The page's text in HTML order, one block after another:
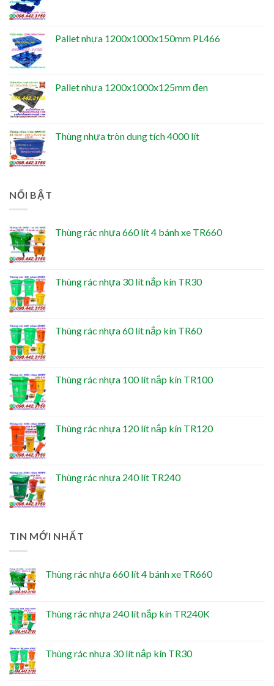
Pallet nhựa 1200x1000x150mm PL466
Pallet nhựa 1200x1000x125mm đen
Thùng nhựa tròn dung tích 4000 lít
NỔI BẬT
Thùng rác nhựa 660 lít 4 bánh xe TR660
Thùng rác nhựa 30 lít nắp kín TR30
Thùng rác nhựa 60 lít nắp kín TR60
Thùng rác nhựa 100 lít nắp kín TR100
Thùng rác nhựa 120 lít nắp kín TR120
Thùng rác nhựa 240 lít TR240
TIN MỚI NHẤT
Thùng rác nhựa 660 lít 4 bánh xe TR660
Thùng rác nhựa 240 lít nắp kín TR240K
Thùng rác nhựa 30 lít nắp kín TR30